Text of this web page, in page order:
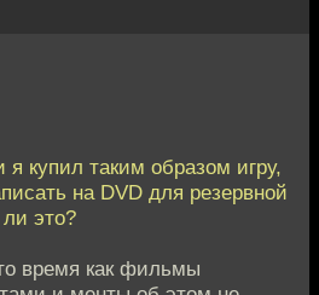
я купил таким образом игру,
на DVD для резервной
это?
время как фильмы